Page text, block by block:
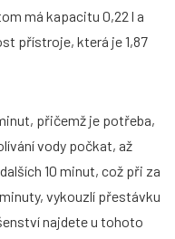
má kapacitu 0,22 l a
přístroje, která je 1,87
přičemž je potřeba,
vody počkat, až
10 minut, což při za
vykouzlí přestávku
najdete u tohoto